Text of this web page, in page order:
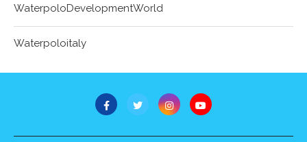
WaterpoloDevelopmentWorld
Waterpoloitaly